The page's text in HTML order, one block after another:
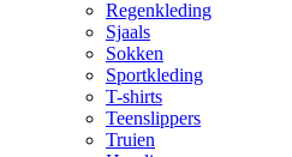
Regenkleding
Sjaals
Sokken
Sportkleding
T-shirts
Teenslippers
Truien